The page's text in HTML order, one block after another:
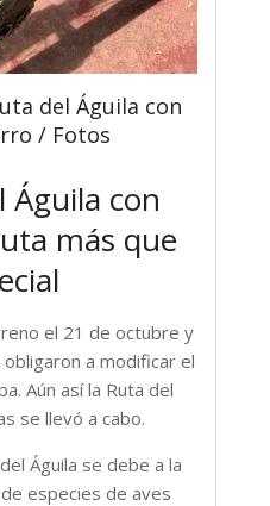
del Águila con
/ Fotos
Águila con
más que
el 21 de octubre y
a modificar el
Aún así la Ruta del
se llevó a cabo.
Águila se debe a la
especies de aves